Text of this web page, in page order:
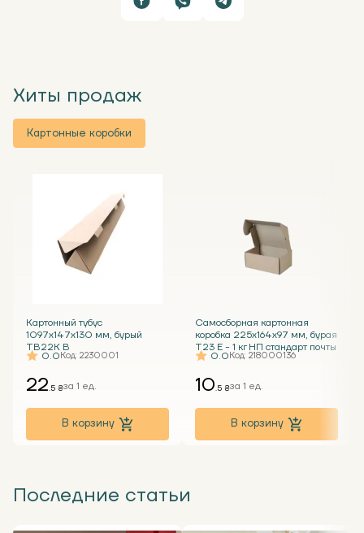
Хиты продаж
Картонные коробки
Картонный тубус
1097х147х130 мм, бурый
ТВ22К В
0.0Код: 2230001
22.5 ₴за 1 ед.
В корзину
Самосборная картонная
коробка 225х164х97 мм, бурая
Т23 Е - 1 кг НП стандарт почты
0.0Код: 218000136
10.5 ₴за 1 ед.
В корзину
Последние статьи